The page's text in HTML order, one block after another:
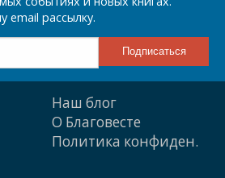
email рассылку.
Наш блог
О Благовесте
Политика конфиден.